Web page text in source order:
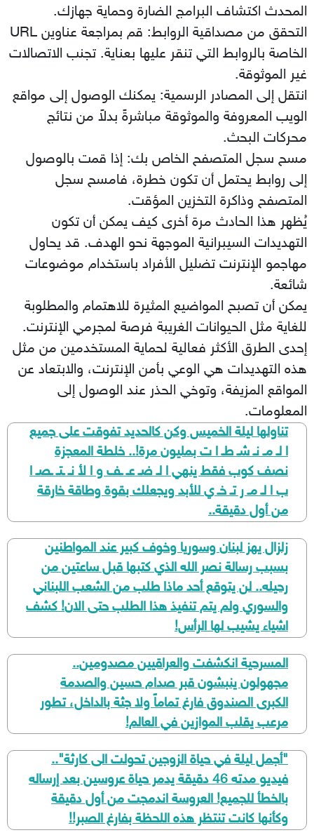
المحدث اكتشاف البرامج الضارة وحماية جهازك.
التحقق من مصداقية الروابط: قم بمراجعة عناوين URL
الخاصة بالروابط التي تنقر عليها بعناية. تجنب الاتصالات
غير الموثوقة.
انتقل إلى المصادر الرسمية: يمكنك الوصول إلى مواقع
الويب المعروفة والموثوقة مباشرةً بدلاً من نتائج
محركات البحث.
مسح سجل المتصفح الخاص بك: إذا قمت بالوصول
إلى روابط يحتمل أن تكون خطرة، فامسح سجل
المتصفح وذاكرة التخزين المؤقت.
يُظهر هذا الحادث مرة أخرى كيف يمكن أن تكون
التهديدات السيبرانية الموجهة نحو الهدف. قد يحاول
مهاجمو الإنترنت تضليل الأفراد باستخدام موضوعات
شائعة.
يمكن أن تصبح المواضيع المثيرة للاهتمام والمطلوبة
للغاية مثل الحيوانات الغريبة فرصة لمجرمي الإنترنت.
إحدى الطرق الأكثر فعالية لحماية المستخدمين من مثل
هذه التهديدات هي الوعي بأمن الإنترنت، والابتعاد عن
المواقع المزيفة، وتوخي الحذر عند الوصول إلى
المعلومات.
تناولها ليلة الخميس وكن كالحديد تفوقت على جميع
ا لـ مـ نـ شـ طـ ا ت بمليون مرة!.. خلطة المعجزة
نصف كوب فقط ينهي ا لـ ضـ عـ ـف و ا لأ نـ ـتـ ـصـ ا
ب ا لـ مـ ر تـ خـ ي للأبد ويجعلك بقوة وطاقة خارقة
من أول دقيقة..
زلزال يهز لبنان وسوريا وخوف كبير عند المواطنين
بسبب رسالة نصر الله الذي كتبها قبل ساعتين من
رحيله.. لن يتوقع أحد ماذا طلب من الشعب اللبناني
والسوري ولم يتم تنفيذ هذا الطلب حتى الان! كشف
اشياء يشيب لها الرأس!
المسرحية انكشفت والعراقيين مصدومين..
مجهولون ينبشون قبر صدام حسين والصدمة
الكبرى الصندوق فارغ تماماً ولا جثة بالداخل، تطور
مرعب يقلب الموازين في العالم!
​"أجمل ليلة في حياة الزوجين تحولت الى كارثة"..
فيديو مدته 46 دقيقة يدمر حياة عروسين بعد إرساله
بالخطأ للجميع! العروسة اندمجت من أول دقيقة
وكأنها كانت تنتظر هذه اللحظة بفارغ الصبر!!